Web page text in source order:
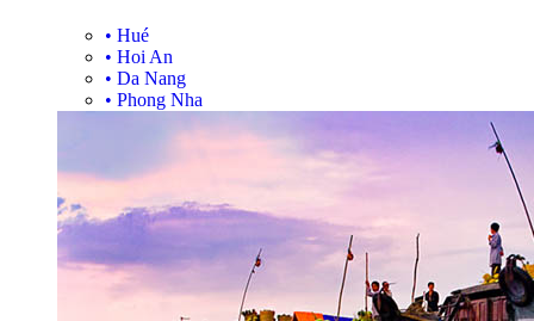
• Hué
• Hoi An
• Da Nang
• Phong Nha